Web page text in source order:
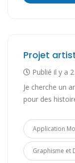
Projet
Publié il y a
Je cherche un
pour des
Application
Graphisme et